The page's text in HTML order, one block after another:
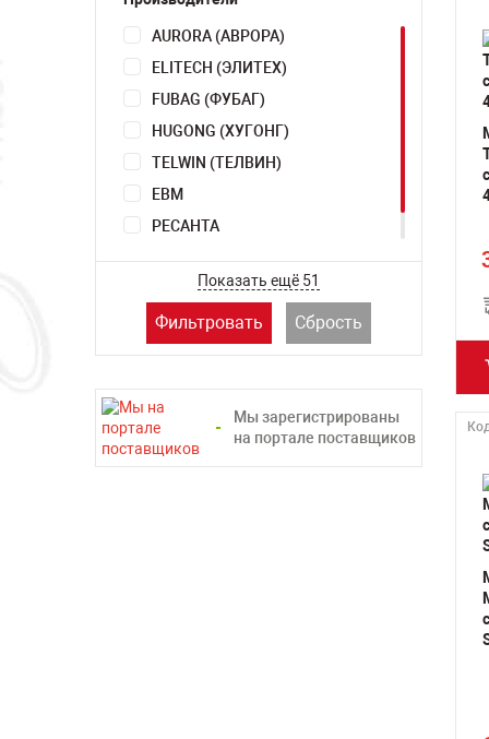
AURORA (АВРОРА)
ELITECH (ЭЛИТЕХ)
FUBAG (ФУБАГ)
HUGONG (ХУГОНГ)
TELWIN (ТЕЛВИН)
ЕВМ
РЕСАНТА
ТСС
Показать ещё 51
Фильтровать Сбрость
Мы зарегистрированы
на портале поставщиков